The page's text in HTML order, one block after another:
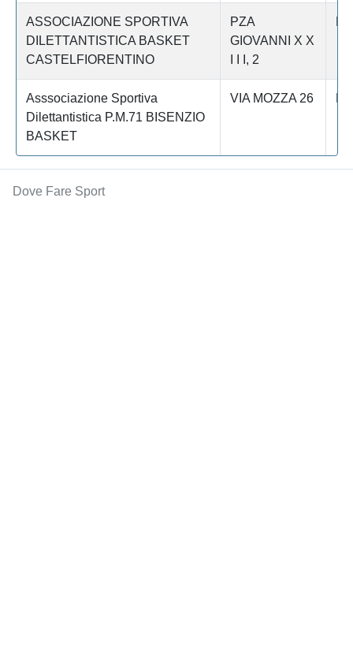
ASSOCIAZIONE SPORTIVA
DILETTANTISTICA BASKET
CASTELFIORENTINO
PZA
GIOVANNI X X
I I I, 2
Asssociazione Sportiva
Dilettantistica P.M.71 BISENZIO
BASKET
VIA MOZZA 26
Dove Fare Sport